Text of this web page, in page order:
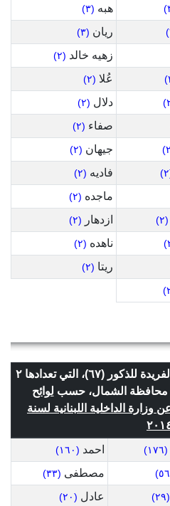
هبه (٣)
ريان (٣)
زهيه خالد (٢)
عُلا (٢)
دلال (٢)
صفاء (٢)
جيهان (٢)
فاديه (٢)
ماجده (٢)
(٢) ازدهار (٢)
ناهده (٢)
ريتا (٢)
إستعراض الأسماء المتميزة والفريدة للذكور (٦٧)، التي تعدادها ٢
محافظة الشمال، حسب لوائح
وزارة الداخلية اللبنانية لسنة
(١٧٦) احمد (١٦٠)
مصطفى (٣٣)
(٢٩) عادل (٢٠)